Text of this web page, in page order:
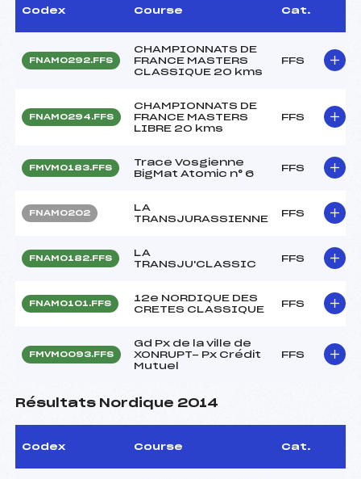
Codex Course Cat.
FNAM0292.FFS
CHAMPIONNATS DE
FRANCE MASTERS
CLASSIQUE 20 kms
FFS
FNAM0294.FFS
CHAMPIONNATS DE
FRANCE MASTERS
LIBRE 20 kms
FFS
FMVM0183.FFS
Trace Vosgienne
BigMat Atomic n° 6
FFS
FNAM0202
LA
TRANSJURASSIENNE
FFS
FNAM0182.FFS
LA
TRANSJU'CLASSIC
FFS
FNAM0101.FFS
12e NORDIQUE DES
CRETES CLASSIQUE
FFS
FMVM0093.FFS
Gd Px de la ville de
XONRUPT- Px Crédit
Mutuel
FFS
Résultats Nordique 2014
Codex Course Cat.